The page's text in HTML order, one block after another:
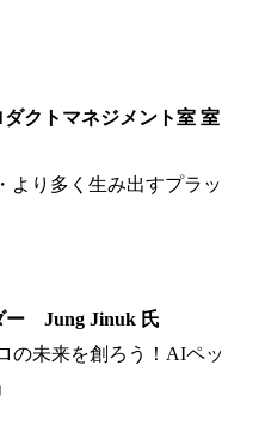
クトマネジメント室 室
より多く生み出すプラッ
ー Jung Jinuk 氏
の未来を創ろう！AIペッ